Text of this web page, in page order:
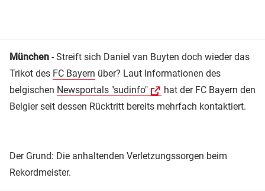
München - Streift sich Daniel van Buyten doch wieder das
Trikot des FC Bayern über? Laut Informationen des
belgischen Newsportals "sudinfo"
hat der FC Bayern den
Belgier seit dessen Rücktritt bereits mehrfach kontaktiert.
Der Grund: Die anhaltenden Verletzungssorgen beim
Rekordmeister.